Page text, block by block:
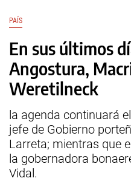
PAÍS
En sus últimos
Angostura,
Weretilneck
la agenda continuará
jefe de Gobierno
Larreta; mientras que
la gobernadora
Vidal.